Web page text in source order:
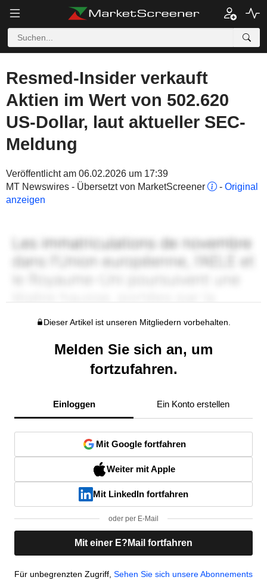
Resmed-Insider verkauft
Aktien im Wert von 502.620
US-Dollar, laut aktueller SEC-
Meldung
Veröffentlicht am 06.02.2026 um 17:39
MT Newswires - Übersetzt von MarketScreener
- Original
anzeigen
Dieser Artikel ist unseren Mitgliedern vorbehalten.
Melden Sie sich an, um
fortzufahren.
Einloggen Ein Konto erstellen
Mit Google fortfahren
Weiter mit Apple
Mit LinkedIn fortfahren
oder per E-Mail
Mit einer E?Mail fortfahren
Für unbegrenzten Zugriff, Sehen Sie sich unsere Abonnements